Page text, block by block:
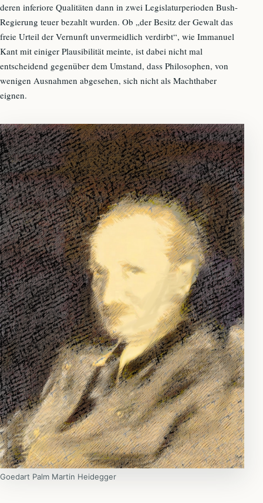
deren inferiore Qualitäten dann in zwei Legislaturperioden Bush-
Regierung teuer bezahlt wurden. Ob „der Besitz der Gewalt das
freie Urteil der Vernunft unvermeidlich verdirbt“, wie Immanuel
Kant mit einiger Plausibilität meinte, ist dabei nicht mal
entscheidend gegenüber dem Umstand, dass Philosophen, von
wenigen Ausnahmen abgesehen, sich nicht als Machthaber
eignen.
Goedart Palm Martin Heidegger